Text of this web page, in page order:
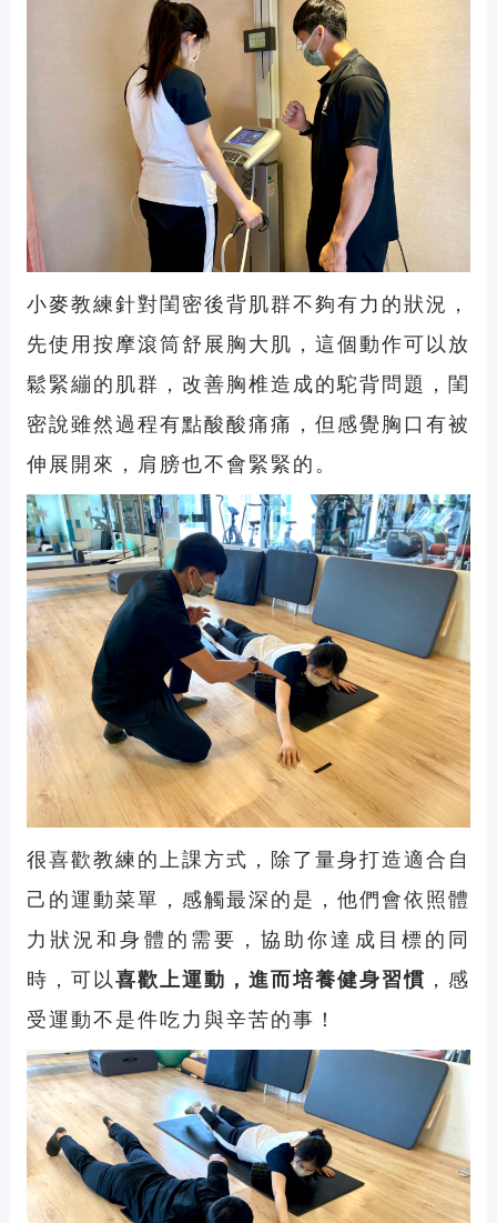
小麥教練針對閨密後背肌群不夠有力的狀況，
先使用按摩滾筒舒展胸大肌，這個動作可以放
鬆緊繃的肌群，改善胸椎造成的駝背問題，閨
密說雖然過程有點酸酸痛痛，但感覺胸口有被
伸展開來，肩膀也不會緊緊的。
很喜歡教練的上課方式，除了量身打造適合自
己的運動菜單，感觸最深的是，他們會依照體
力狀況和身體的需要，協助你達成目標的同
時，可以喜歡上運動，進而培養健身習慣 ，感
受運動不是件吃力與辛苦的事！